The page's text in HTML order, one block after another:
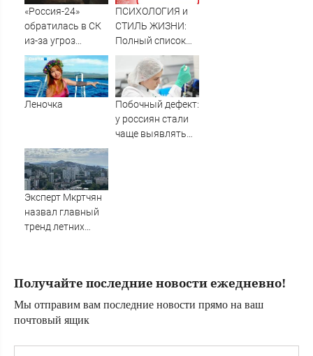
украинцев в
Польше
«Россия-24»
обратилась в СК
из-за угроз
создателям
фильма про
Колобка
ПСИХОЛОГИЯ и
СТИЛЬ ЖИЗНИ:
Полный список
тем
Леночка
Побочный дефект:
у россиян стали
чаще выявлять
Эксперт Мкртчян
назвал главный
тренд летних
Получайте последние новости ежедневно!
Мы отправим вам последние новости прямо на ваш
почтовый ящик